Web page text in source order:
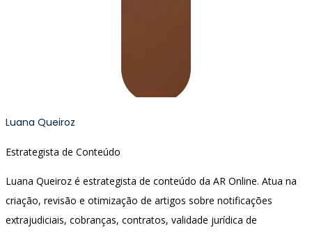
Luana Queiroz
Estrategista de Conteúdo
Luana Queiroz é estrategista de conteúdo da AR Online. Atua na
criação, revisão e otimização de artigos sobre notificações
extrajudiciais, cobranças, contratos, validade jurídica de